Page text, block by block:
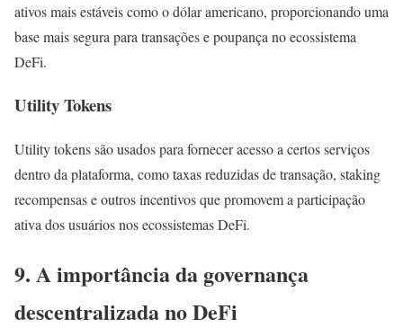
ativos mais estáveis como o dólar americano, proporcionando uma
base mais segura para transações e poupança no ecossistema
DeFi.
Utility Tokens
Utility tokens são usados para fornecer acesso a certos serviços
dentro da plataforma, como taxas reduzidas de transação, staking
recompensas e outros incentivos que promovem a participação
ativa dos usuários nos ecossistemas DeFi.
9. A importância da governança
descentralizada no DeFi